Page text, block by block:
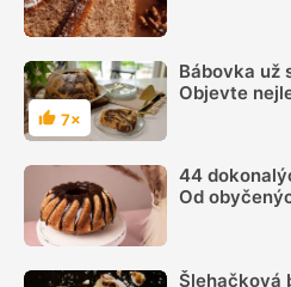
Hodnocení
7×
Bábovka už
Objevte
44
Od
Šlehačková